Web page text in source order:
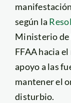
según la
Ministerio de
FFAA hacia
apoyo a las
mantener el
disturbio.